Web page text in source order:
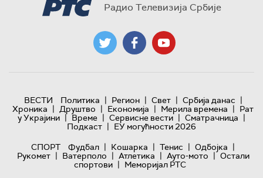
Радио Телевизија Србије
ВЕСТИ Политика | Регион | Свет | Србија данас |
Хроника | Друштво | Економија | Мерила времена | Рат
у Украјини | Време | Сервисне вести | Сматрачница |
Подкаст | ЕУ могућности 2026
СПОРТ
Фудбал | Кошарка | Тенис | Одбојка |
Рукомет | Ватерполо | Атлетика | Ауто-мото | Остали
спортови | Меморијал РТС